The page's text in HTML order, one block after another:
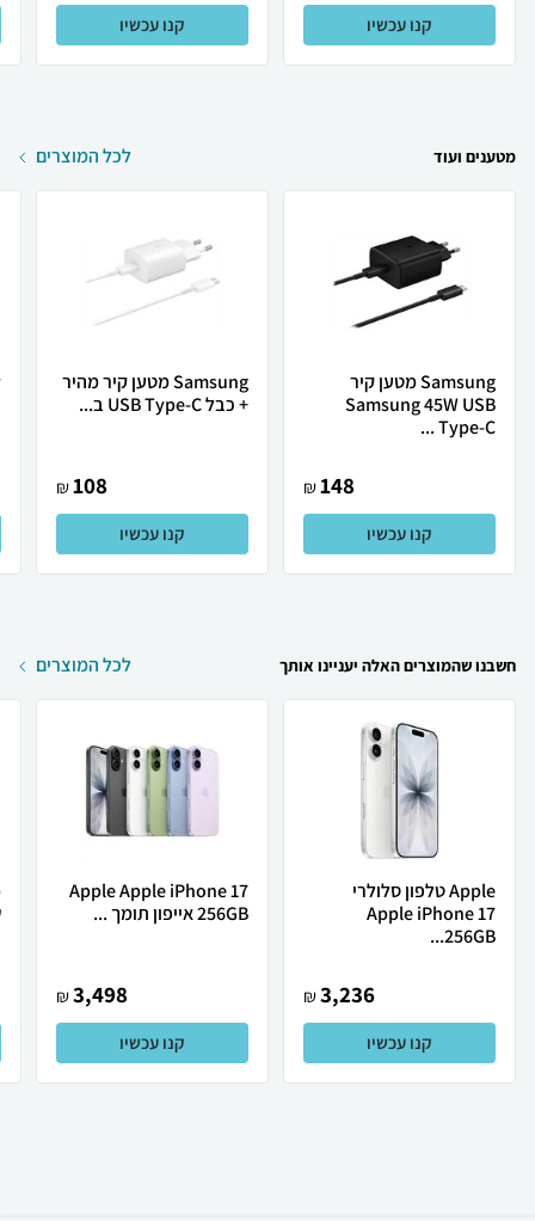
קנו עכשיו קנו עכשיו
מטענים ועוד לכל המוצרים
Samsung מטען קיר
Samsung 45W USB
Type-C ...
148
₪
קנו עכשיו
Samsung מטען קיר מהיר
+ כבל USB Type-C ב...
108
₪
קנו עכשיו
חשבנו שהמוצרים האלה יעניינו אותך לכל המוצרים
Apple טלפון סלולרי
Apple iPhone 17
256GB...
3,236
₪
קנו עכשיו
Apple Apple iPhone 17
256GB אייפון תומך ...
3,498
₪
קנו עכשיו